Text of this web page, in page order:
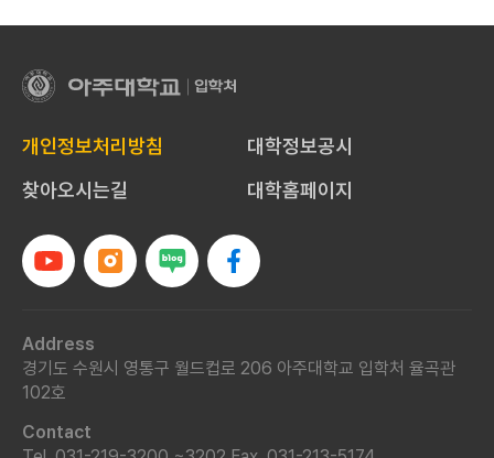
아
주
학
교
입
처
개인정보처리방침
대학정보공시
찾아오시는길
대학홈페이지
Address
경기도 수원시 영통구 월드컵로 206 아주대학교 입학처 율곡관
102호
Contact